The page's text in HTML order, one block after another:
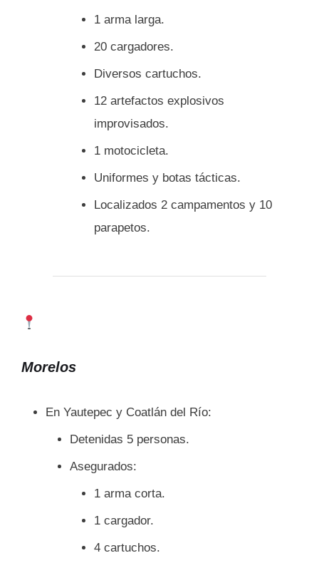
1 arma larga.
20 cargadores.
Diversos cartuchos.
12 artefactos explosivos
improvisados.
1 motocicleta.
Uniformes y botas tácticas.
Localizados 2 campamentos y 10
parapetos.
Morelos
En Yautepec y Coatlán del Río:
Detenidas 5 personas.
Asegurados:
1 arma corta.
1 cargador.
4 cartuchos.